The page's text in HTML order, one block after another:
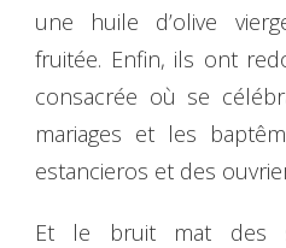
une huile d’olive
fruitée. Enfin, ils ont
consacrée où se
mariages et les
estancieros et des
Et le bruit mat des